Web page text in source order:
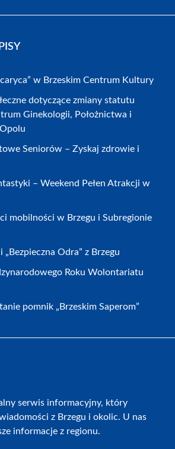
w Brzeskim Centrum Kultury
dotyczące zmiany statutu
Ginekologii, Położnictwa i
Seniorów – Zyskaj zdrowie i
– Weekend Pełen Atrakcji w
mobilności w Brzegu i Subregionie
„Bezpieczna Odra” z Brzegu
Roku Wolontariatu
pomnik „Brzeskim Saperom”
serwis informacyjny, który
z Brzegu i okolic. U nas
informacje z regionu.